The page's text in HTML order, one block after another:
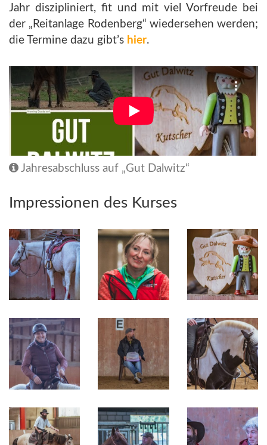
Jahr diszipliniert, fit und mit viel Vorfreude bei
der „Reitanlage Rodenberg“ wiedersehen werden;
die Termine dazu gibt’s hier.
Jahresabschluss auf „Gut Dalwitz“
Impressionen des Kurses